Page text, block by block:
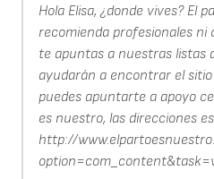
Hola Elisa, ¿donde vives? El
recomienda profesionales
te apuntas a nuestras listas
ayudarán a encontrar el
puedes apuntarte a apoyo
es nuestro, las direcciones
http://